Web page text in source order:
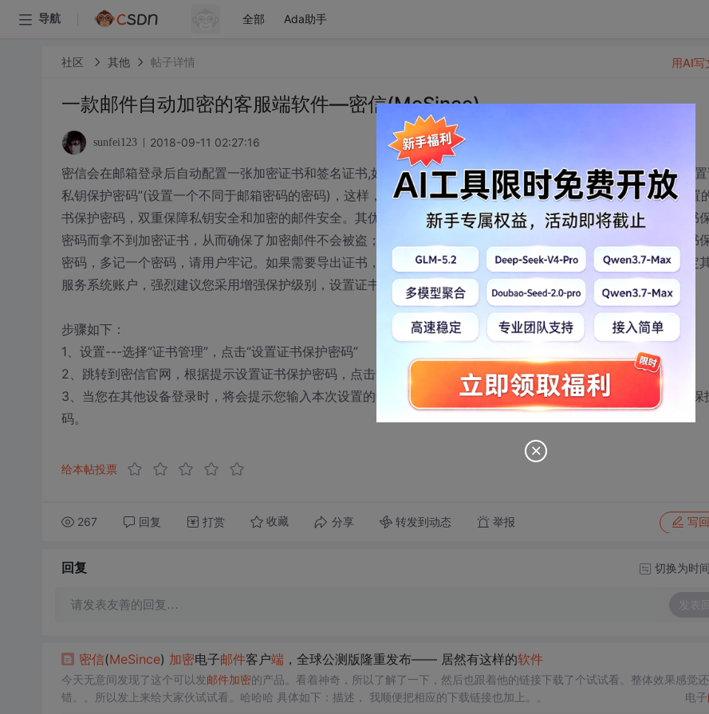
导航 全部 Ada助手
社区 其他 帖子详情
一款邮件自动加密的客服端软件—密信(MeSince)
sunfei123 2018-09-11 02:27:16
密信会在邮箱登录后自动配置一张加密证书和签名证书,如果您非常在意证书私钥的安全，则可以登录密信官网“设
私钥保护密码”(设置一个不同于邮箱密码的密码)，这样，密信下发证书时不仅要验证邮箱，同时还要验证用户设置
书保护密码，双重保障私钥安全和加密的邮件安全。其优点是：即使邮箱密码被盗或被黑，盗贼也由于不知道证书
密码而拿不到加密证书，从而确保了加密邮件不会被盗；其缺点是用户不仅要记住邮箱密码，而且还需要记住证书
密码，多记一个密码，请用户牢记。如果需要导出证书，则需要验证此密码。请注意：如果你的邮箱已经用于绑定
服务系统账户，强烈建议您采用增强保护级别，设置证书保护密码。
步骤如下：
1、设置---选择“证书管理”，点击“设置证书保护密码”
2、跳转到密信官网，根据提示设置证书保护密码，点击“确定”即可。
3、当您在其他设备登录时，将会提示您输入本次设置的证书保护密码，如有忘记，请点击“忘记密码”，重设证书保
码。
给本帖投票
267 回复 打赏 收藏 分享 转发到动态 举报 写
用AI写
回复 切换为时
请发表友善的回复… 发表
密信(MeSince) 加密电子邮件客户端 ，全球公测版隆重发布—— 居然有这样的软件
今天无意间发现了这个可以发邮件加密的产品。看着神奇，所以了解了一下，然后也跟着他的链接下载了个试试看。整体效果感觉
错。。所以发上来给大家伙试试看。哈哈哈 具体如下：描述， 我顺便把相应的下载链接也加上。。 电子